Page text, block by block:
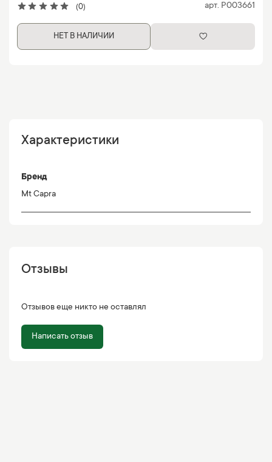
(0) арт. P003661
НЕТ В НАЛИЧИИ
Характеристики
Бренд
Mt Capra
Отзывы
Отзывов еще никто не оставлял
Написать отзыв